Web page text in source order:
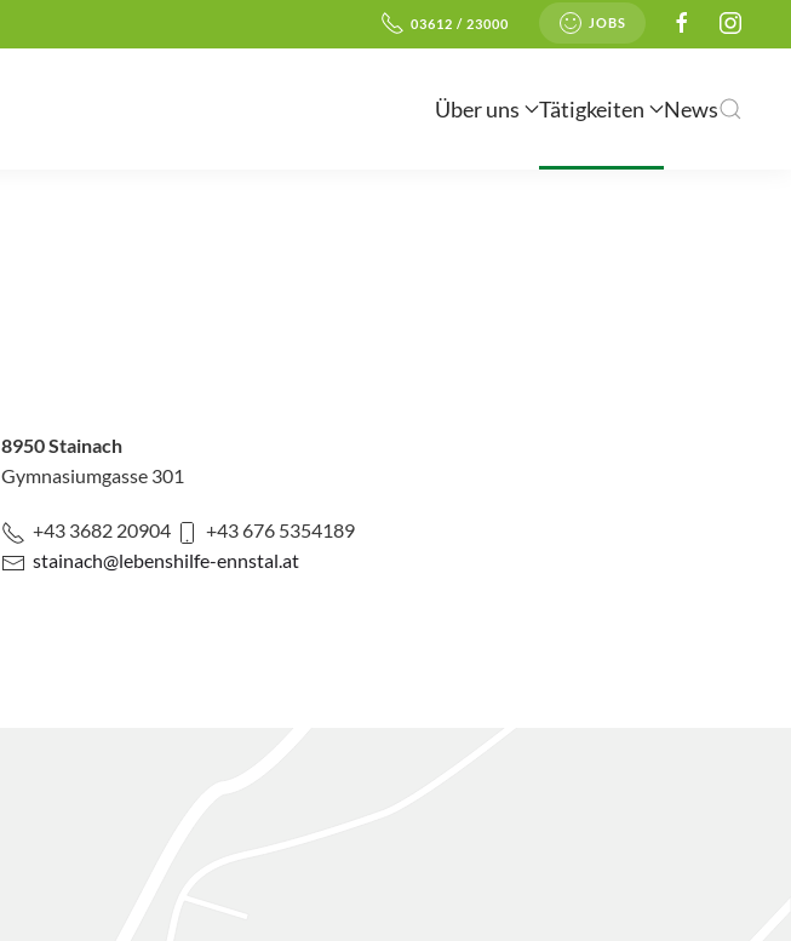
03612 / 23000 JOBS
Über uns Tätigkeiten News
8950 Stainach
Gymnasiumgasse 301
+43 3682 20904
+43 676 5354189
stainach@lebenshilfe-ennstal.at